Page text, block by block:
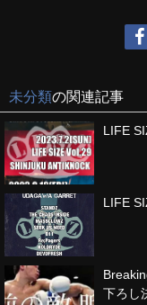
未分類の関連記事
LIFE
LIFE
下ろし